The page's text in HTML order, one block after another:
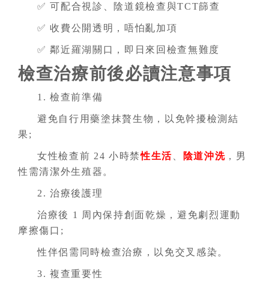
✅ 可配合視診、陰道鏡檢查與TCT篩查
✅ 收費公開透明，唔怕亂加項
✅ 鄰近羅湖關口，即日來回檢查無難度
檢查治療前後必讀注意事項
1. 檢查前準備
避免自行用藥塗抹贅生物，以免幹擾檢測結
果;
女性檢查前 24 小時禁性生活 陰道沖洗 ，男
性需清潔外生殖器。
2. 治療後護理
治療後 1 周內保持創面乾燥，避免劇烈運動
摩擦傷口;
性伴侶需同時檢查治療，以免交叉感染。
3. 複查重要性